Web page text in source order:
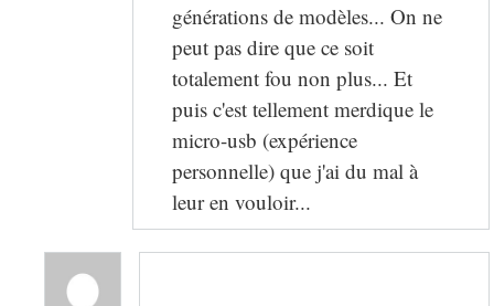
générations de modèles... On ne
peut pas dire que ce soit
totalement fou non plus... Et
puis c'est tellement merdique le
micro-usb (expérience
personnelle) que j'ai du mal à
leur en vouloir...